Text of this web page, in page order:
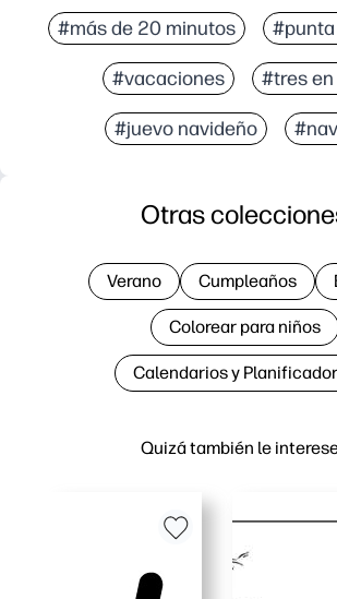
#más de 20 minutos
#vacaciones #tres en
#juevo navideño
Quizá también le
Otras
Verano Cumpleaños
Colorear para niños
Calendarios y